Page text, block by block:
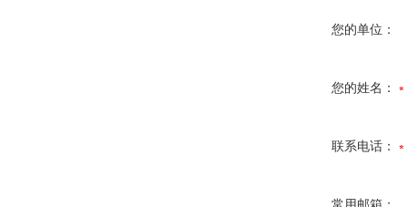
您的单位：
您的姓名：
联系电话：